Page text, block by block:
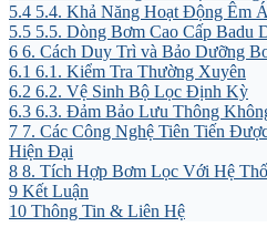
5.4 5.4. Khả Năng Hoạt Động Êm
5.5 5.5. Dòng Bơm Cao Cấp Badu
6 6. Cách Duy Trì và Bảo Dưỡng
6.1 6.1. Kiểm Tra Thường Xuyên
6.2 6.2. Vệ Sinh Bộ Lọc Định Kỳ
6.3 6.3. Đảm Bảo Lưu Thông
7 7. Các Công Nghệ Tiên Tiến
Hiện Đại
8 8. Tích Hợp Bơm Lọc Với Hệ
9 Kết Luận
10 Thông Tin & Liên Hệ